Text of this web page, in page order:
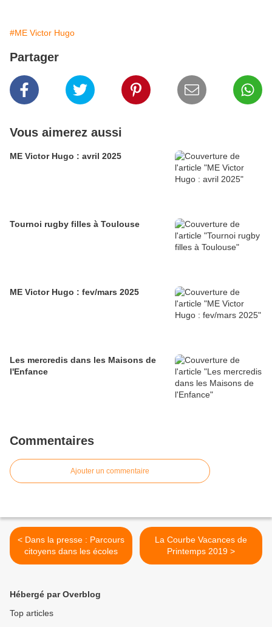
#ME Victor Hugo
Partager
Vous aimerez aussi
ME Victor Hugo : avril 2025
Tournoi rugby filles à Toulouse
ME Victor Hugo : fev/mars 2025
Les mercredis dans les Maisons de
l'Enfance
Commentaires
Ajouter un commentaire
< Dans la presse : Parcours
citoyens dans les écoles
La Courbe Vacances de
Printemps 2019 >
Hébergé par Overblog
Top articles